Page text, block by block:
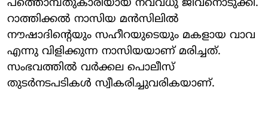
പത്തൊമ്പതുകാരിയായ നവവധു ജീവനൊടുക്കി.
റാത്തിക്കല്‍ നാസിയ മന്‍സിലില്‍
നൗഷാദിന്റെയും സഹീറയുടെയും മകളായ വാവ
എന്നു വിളിക്കുന്ന നാസിയയാണ് മരിച്ചത്.
സംഭവത്തില്‍ വര്‍ക്കല പൊലീസ്
തുടര്‍നടപടികള്‍ സ്വീകരിച്ചുവരികയാണ്.